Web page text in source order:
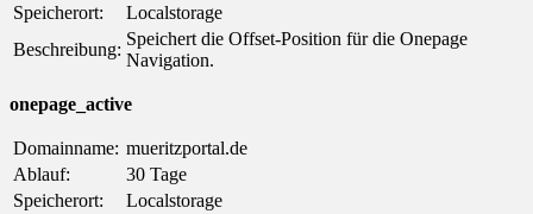
Speicherort:
Localstorage
Beschreibung:
Speichert die Offset-Position für die Onepage
Navigation.
onepage_active
Domainname: mueritzportal.de
Ablauf:
30 Tage
Speicherort:
Localstorage